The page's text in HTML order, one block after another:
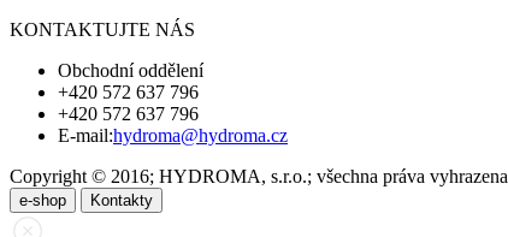
KONTAKTUJTE NÁS
Obchodní oddělení
+420 572 637 796
+420 572 637 796
E-mail:hydroma@hydroma.cz
Copyright © 2016; HYDROMA, s.r.o.; všechna práva vyhrazena
e-shop Kontakty